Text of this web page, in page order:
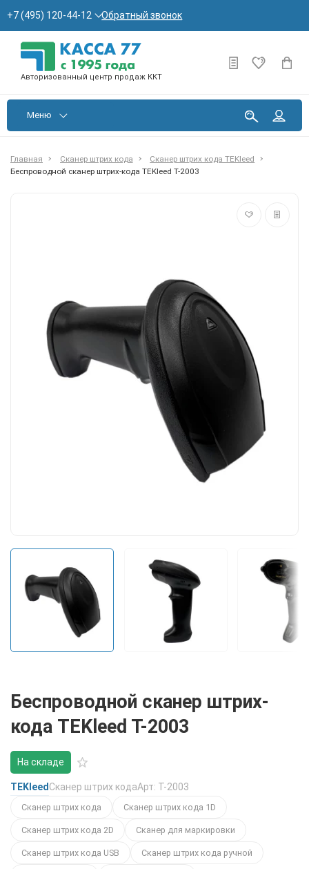
+7 (495) 120-44-12 Обратный звонок
Авторизованный центр продаж ККТ
Меню
Главная Сканер штрих кода
Сканер штрих кода TEKleed
Беспроводной сканер штрих-кода TEKleed T-2003
Беспроводной сканер штрих-
кода TEKleed T-2003
На складе
TEKleed Сканер штрих кодаАрт: T-2003
Сканер штрих кода Сканер штрих кода 1D
Сканер штрих кода 2D Сканер для маркировки
Сканер штрих кода USB Сканер штрих кода ручной